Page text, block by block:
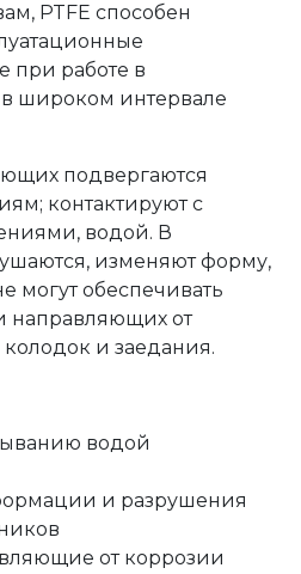
PTFE способен
при работе в
широком интервале
подвергаются
контактируют с
водой. В
изменяют форму,
могут обеспечивать
направляющих от
и заедания.
водой
и разрушения
от коррозии